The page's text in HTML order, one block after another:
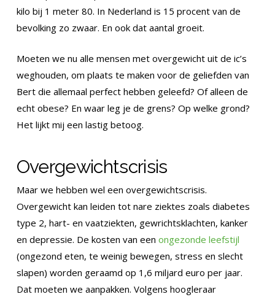
kilo bij 1 meter 80. In Nederland is 15 procent van de
bevolking zo zwaar. En ook dat aantal groeit.
Moeten we nu alle mensen met overgewicht uit de ic’s
weghouden, om plaats te maken voor de geliefden van
Bert die allemaal perfect hebben geleefd? Of alleen de
echt obese? En waar leg je de grens? Op welke grond?
Het lijkt mij een lastig betoog.
Overgewichtscrisis
Maar we hebben wel een overgewichtscrisis.
Overgewicht kan leiden tot nare ziektes zoals diabetes
type 2, hart- en vaatziekten, gewrichtsklachten, kanker
en depressie. De kosten van een ongezonde leefstijl
(ongezond eten, te weinig bewegen, stress en slecht
slapen) worden geraamd op 1,6 miljard euro per jaar.
Dat moeten we aanpakken. Volgens hoogleraar